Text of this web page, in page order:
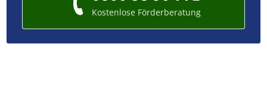
Kostenlose Förderberatung